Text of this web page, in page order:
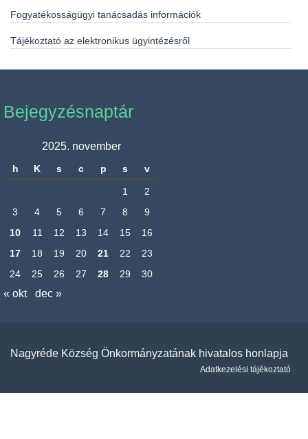
Fogyatékosságügyi tanácsadás információk
Tájékoztató az elektronikus ügyintézésről
Bejegyzésnaptár
2025. november
h K s c p s v
1
2
3
4 5 6 7 8
9
10
11 12 13 14 15
16
17
18 19 20 21 22
23
24
25 26 27 28 29 30
« okt dec »
Nagyréde Község Önkormányzatának hivatalos honlapja
Adatkezelési tájékoztató